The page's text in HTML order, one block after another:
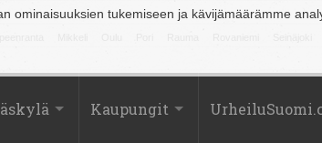
tukemiseen ja kävijämäärämme
Kaupungit